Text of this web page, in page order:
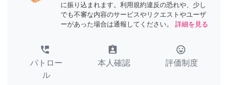
に振り込まれます。利用規約違反の恐れや、少し
でも不審な内容のサービスやリクエストやユーザ
ーがあった場合は通報してください。
詳細を見る
perm_phone_msg
パトロー
ル
assignment_ind
本人確認
tag_faces
評価制度